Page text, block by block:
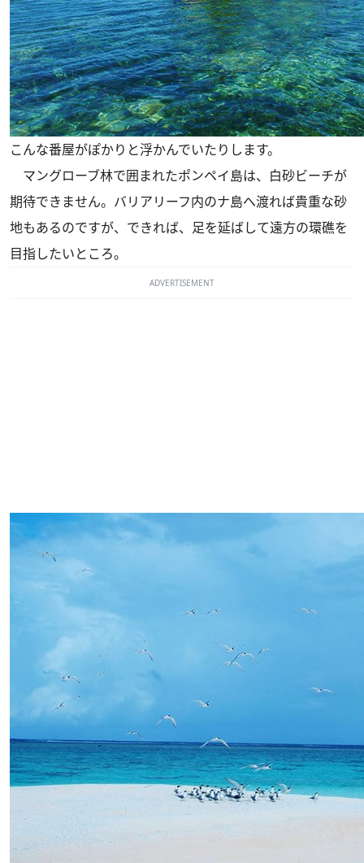
こんな番屋がぽかりと浮かんでいたりします。
マングローブ林で囲まれたポンペイ島は、白砂ビーチが
期待できません。バリアリーフ内のナ島へ渡れば貴重な砂
地もあるのですが、できれば、足を延ばして遠方の環礁を
目指したいところ。
ADVERTISEMENT